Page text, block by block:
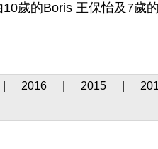
歲的Boris 王保怡及7歲
2016 2015